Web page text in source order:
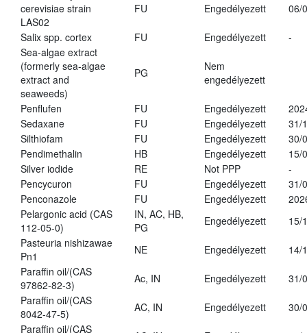
cerevisiae strain
LAS02
FU Engedélyezett 06/
Salix spp. cortex FU Engedélyezett
-
Sea-algae extract
(formerly sea-algae
extract and
seaweeds)
PG
Nem
engedélyezett
Penflufen FU Engedélyezett
Sedaxane
FU Engedélyezett
31/
Silthiofam
FU Engedélyezett
30/
Pendimethalin
HB Engedélyezett
15/
Silver iodide
RE Not PPP
-
Pencycuron
FU Engedélyezett
31/
Penconazole
FU Engedélyezett
Pelargonic acid (CAS
112-05-0)
IN, AC, HB,
PG
Engedélyezett
15/
Pasteuria nishizawae
Pn1
NE Engedélyezett
14/
Paraffin oil/(CAS
97862-82-3)
Ac, IN Engedélyezett
31/
Paraffin oil/(CAS
8042-47-5)
AC, IN Engedélyezett
30/
Paraffin oil/(CAS